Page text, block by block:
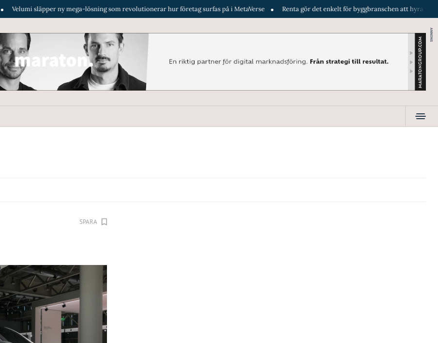
Velumi släpper ny mega-lösning som revolutionerar hur företag surfas på i MetaVerse Renta gör det enkelt för byggbranschen att hyra
ANNONS
SPARA